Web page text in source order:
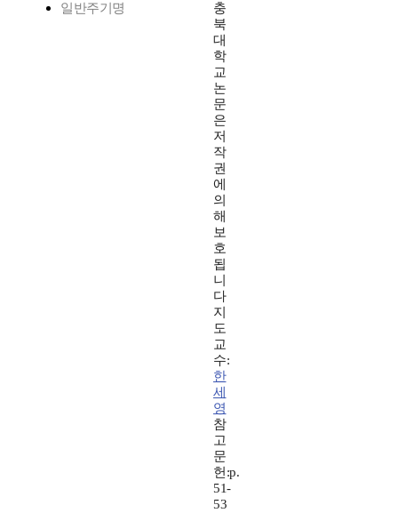
일반주기명
충
북
대
학
교
논
문
은
저
작
권
에
의
해
보
호
됩
니
다
지
도
교
수:
한
세
영
참
고
문
헌:p.
51-
53